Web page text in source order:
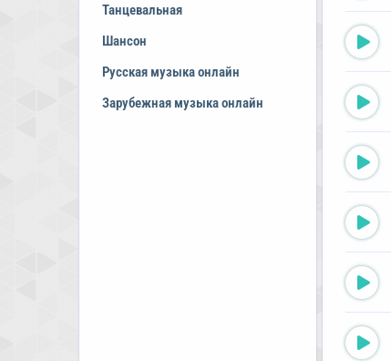
Танцевальная
Шансон
Русская музыка онлайн
Зарубежная музыка онлайн